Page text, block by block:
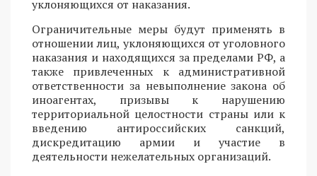
уклоняющихся от наказания.
Ограничительные меры будут применять в
отношении лиц, уклоняющихся от уголовного
наказания и находящихся за пределами РФ, а
также привлеченных к административной
ответственности за невыполнение закона об
иноагентах, призывы к нарушению
территориальной целостности страны или к
введению антироссийских санкций,
дискредитацию армии и участие в
деятельности нежелательных организаций.